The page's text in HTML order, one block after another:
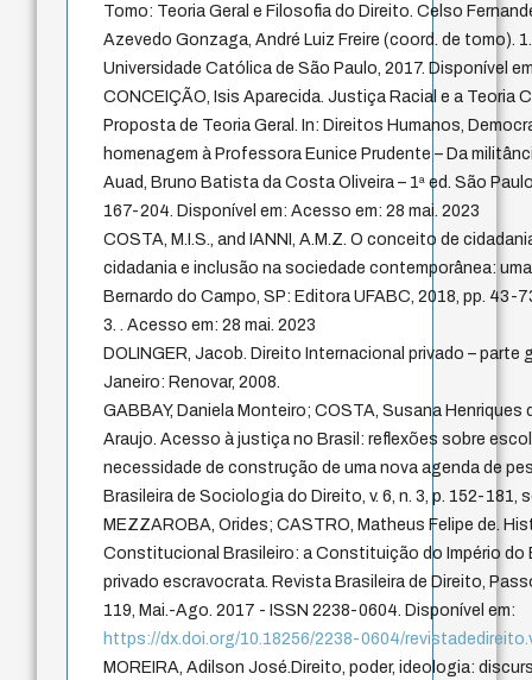
Tomo: Teoria Geral e Filosofia do Direito. Celso
Azevedo Gonzaga, André Luiz Freire (coord. de tomo).
Universidade Católica de São Paulo, 2017. Disponível
CONCEIÇÃO, Isis Aparecida. Justiça Racial e a Teoria
Proposta de Teoria Geral. In: Direitos Humanos,
homenagem à Professora Eunice Prudente – Da
Auad, Bruno Batista da Costa Oliveira – 1ª ed. São
167-204. Disponível em: Acesso em: 28 mai. 2023
COSTA, M.I.S., and IANNI, A.M.Z. O conceito de
cidadania e inclusão na sociedade contemporânea:
Bernardo do Campo, SP: Editora UFABC, 2018, pp.
3. . Acesso em: 28 mai. 2023
DOLINGER, Jacob. Direito Internacional privado – parte
Janeiro: Renovar, 2008.
GABBAY, Daniela Monteiro; COSTA, Susana Henriques
Araujo. Acesso à justiça no Brasil: reflexões sobre
necessidade de construção de uma nova agenda de
Brasileira de Sociologia do Direito, v. 6, n. 3, p. 152-181,
MEZZAROBA, Orides; CASTRO, Matheus Felipe de.
Constitucional Brasileiro: a Constituição do Império do
privado escravocrata. Revista Brasileira de Direito,
119, Mai.-Ago. 2017 - ISSN 2238-0604. Disponível em:
https://dx.doi.org/10.18256/2238-0604/
MOREIRA, Adilson José.Direito, poder, ideologia: